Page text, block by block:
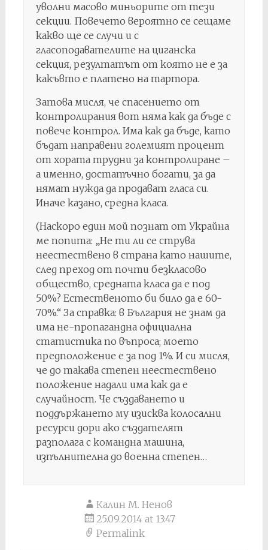
уволни масово миньорите от тези
секции. Повечето вероятно се сещаме
какво ще се случи и с
гласоподавателите на циганска
секция, резултатът от която не е за
какъвто е платено на тартора.
Затова мисля, че спасението от
контролирания вот няма как да бъде с
повече контрол. Има как да бъде, като
бъдат направени големият процент
от хората трудни за контролиране –
а именно, достатъчно богати, за да
нямат нужда да продават гласа си.
Иначе казано, средна класа.
(Наскоро един мой познат от Украйна
ме попита: „Не ти ли се струва
неестествено в страна като нашите,
след преход от почти безкласово
общество, средната класа да е под
50%? Естественото би било да е 60-
70%.“ За справка: в България не знам да
има не-пропагандна официална
статистика по въпроса; моето
предположение е за под 1%. И си мисля,
че до такава степен неестествено
положение надали има как да е
случайност. Че създаването и
поддържането му изисква колосални
ресурси дори ако създателят
разполага с командна машина,
изпълнителна до военна степен…
Калин М. Ненов
25.09.2014 at 13:47
Permalink